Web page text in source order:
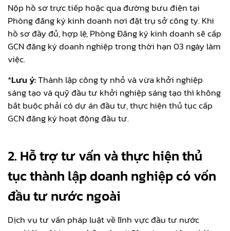
Nộp hồ sơ trực tiếp hoặc qua đường bưu điện tại
Phòng đăng ký kinh doanh nơi đặt trụ sở công ty. Khi
hồ sơ đầy đủ, hợp lệ, Phòng Đăng ký kinh doanh sẽ cấp
GCN đăng ký doanh nghiệp trong thời hạn 03 ngày làm
việc.
*Lưu ý:Thành lập công ty nhỏ và vừa khởi nghiệp
sáng tạo và quỹ đầu tư khởi nghiệp sáng tạo thì không
bắt buộc phải có dự án đầu tư, thực hiện thủ tục cấp
GCN đăng ký hoạt động đầu tư.
2. Hỗ trợ tư vấn và thực hiện thủ
tục thành lập doanh nghiệp có vốn
đầu tư nước ngoài
Dịch vụ tư vấn pháp luật về lĩnh vực đầu tư nước